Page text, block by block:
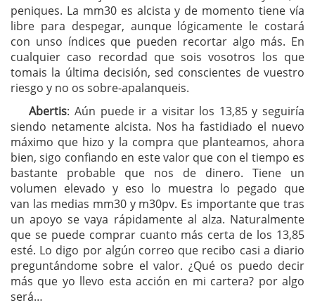
peniques. La mm30 es alcista y de momento tiene vía
libre para despegar, aunque lógicamente le costará
con unso índices que pueden recortar algo más. En
cualquier caso recordad que sois vosotros los que
tomais la última decisión, sed conscientes de vuestro
riesgo y no os sobre-apalanqueis.
Abertis: Aún puede ir a visitar los 13,85 y seguiría
siendo netamente alcista. Nos ha fastidiado el nuevo
máximo que hizo y la compra que planteamos, ahora
bien, sigo confiando en este valor que con el tiempo es
bastante probable que nos de dinero. Tiene un
volumen elevado y eso lo muestra lo pegado que
van las medias mm30 y m30pv. Es importante que tras
un apoyo se vaya rápidamente al alza. Naturalmente
que se puede comprar cuanto más certa de los 13,85
esté. Lo digo por algún correo que recibo casi a diario
preguntándome sobre el valor. ¿Qué os puedo decir
más que yo llevo esta acción en mi cartera? por algo
será…